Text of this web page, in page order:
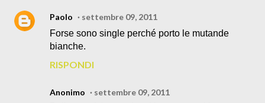
Paolo
settembre 09, 2011
Forse sono single perché porto le mutande
bianche.
RISPONDI
Anonimo
settembre 09, 2011